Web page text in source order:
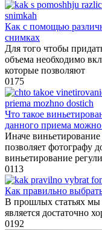
Как с помощью
снимках
Для того чтобы
объема необходимо
которые позволяют
0175
Что такое
данного приема можно
Иначе
позволяет фотографу
виньетирование
0113
Как правильно
В прошлых статьях мы
является достаточно
0192